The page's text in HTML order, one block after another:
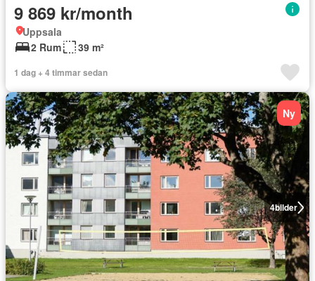
9 869 kr/month
Uppsala
2 Rum
39 m²
1 dag + 4 timmar sedan
4bilder
Ny